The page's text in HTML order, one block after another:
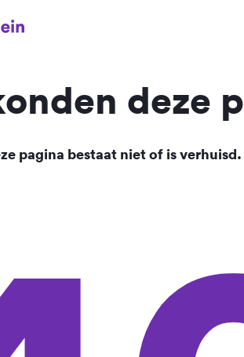
deze
pagina bestaat niet of is